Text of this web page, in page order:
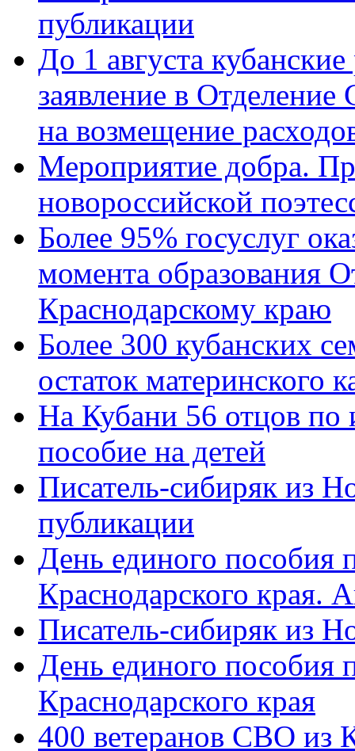
публикации
До 1 августа
заявление в
на возмещение
Мероприятие добра.
новороссийской
Более 95% госуслуг
момента образования
Краснодарскому краю
Более 300 кубанских
остаток материнского
На Кубани 56 отцов по
пособие на детей
Писатель-сибиряк из
публикации
День единого пособия
Краснодарского края.
Писатель-сибиряк из
День единого пособия
Краснодарского края
400 ветеранов СВО из